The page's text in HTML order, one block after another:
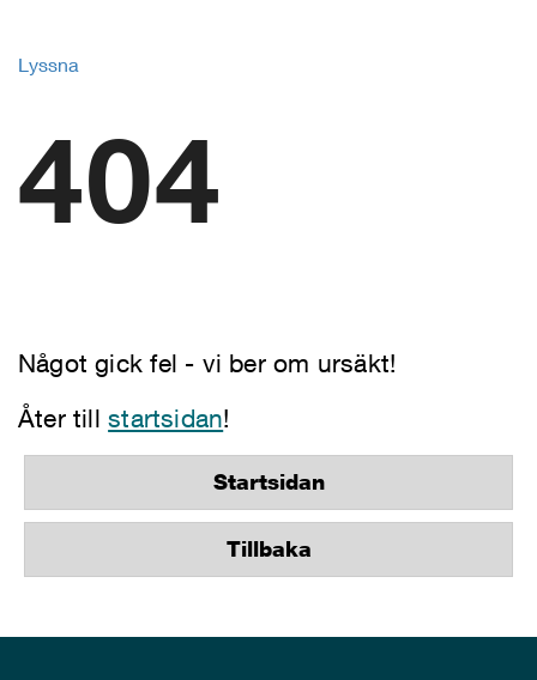
Lyssna
404
Något gick fel - vi ber om ursäkt!
Åter tillstartsidan!
Startsidan
Tillbaka